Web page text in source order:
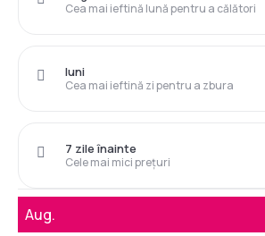
Cea mai ieftină lună pentru a călători
Cea mai ieftină zi pentru a zbura
luni
Cele mai mici prețuri
7 zile înainte
Aug.